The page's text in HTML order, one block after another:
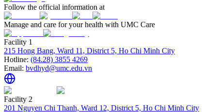
Follow the official information at
Manage and care for your health with UMC Care
Facility 1
215 Hong Bang, Ward 11, District 5, Ho Chi Minh City
Hotline: (84.28) 3855 4269
Email: bvdhyd@umc.edu.vn
Facility 2
201 Nguyen Chi Thanh, Ward 12, District 5, Ho Chi Minh City